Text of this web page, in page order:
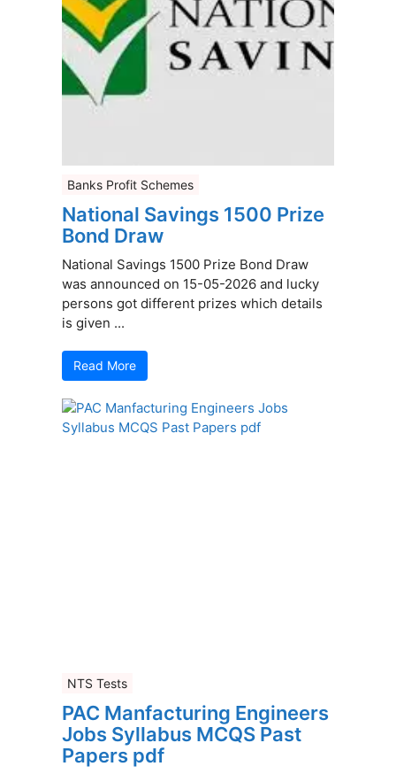
Banks Profit Schemes
National Savings 1500 Prize
Bond Draw
National Savings 1500 Prize Bond Draw
was announced on 15-05-2026 and lucky
persons got different prizes which details
is given ...
Read More
NTS Tests
PAC Manfacturing Engineers
Jobs Syllabus MCQS Past
Papers pdf